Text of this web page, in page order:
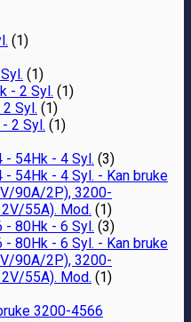
(1)
(1)
- 2 Syl. (1)
Syl. (1)
2 Syl. (1)
- 54Hk - 4 Syl. (3)
- 54Hk - 4 Syl. - Kan bruke
90A/2P), 3200-
55A). Mod. (1)
- 80Hk - 6 Syl. (3)
- 80Hk - 6 Syl. - Kan bruke
90A/2P), 3200-
55A). Mod. (1)
3200-4566